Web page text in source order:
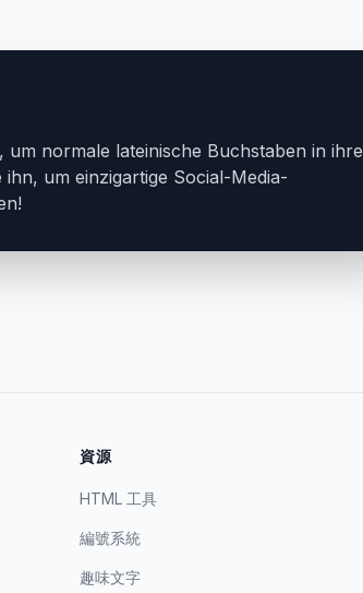
normale lateinische Buchstaben in ihre
um einzigartige Social-Media-
資源
HTML 工具
編號系統
趣味文字